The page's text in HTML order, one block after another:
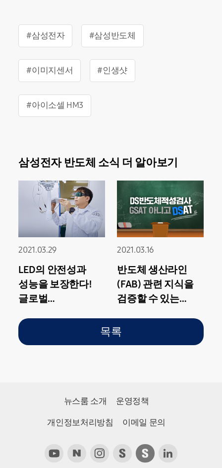
#삼성전자 #삼성반도체
#이미지센서 #인생샷
#아이소셀 HM3
삼성전자 반도체 소식 더 알아보기
2021.03.29
LED의 안전성과
성능을 보장한다!
글로벌
인정한 삼성전자
LED ‘품질 인증
2021.03.16
반도체 생산라인
(FAB) 관련 지식을
검증할 수 있는
목록
뉴스룸 소개 운영정책
개인정보처리방침 이메일 문의